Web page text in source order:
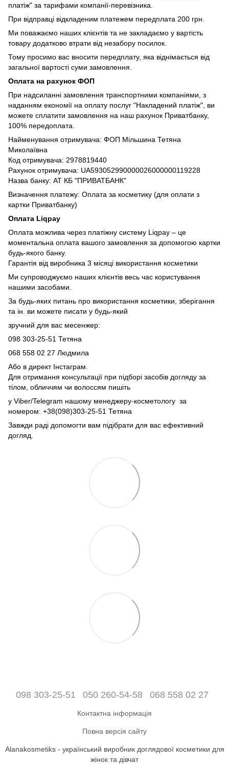
платіж" за тарифами компанії-перевізника.
При відправці відкладеним платежем передплата 200 грн.
Ми поважаємо наших клієнтів та не закладаємо у вартість
товару додатково втрати від незабору посилок.
Тому просимо вас вносити передплату, яка віднімається від
загальної вартості суми замовлення.
Оплата на рахунок ФОП
При надсиланні замовлення транспортними компаніями, з
наданням економії на оплату послуг "Накладений платіж", ви
можете сплатити замовлення на наш рахунок Приватбанку,
100% передоплата.
Найменування отримувача: ФОП Мільшина Тетяна
Миколаївна
Код отримувача: 2978819440
Рахунок отримувача: UA593052990000026000000119228
Назва банку: АТ КБ "ПРИВАТБАНК"
Визначення платежу: Оплата за косметику (для оплати з
картки Приватбанку)
Оплата Liqpay
Оплата можлива через платіжну систему Liqpay – це
моментальна оплата вашого замовлення за допомогою картки
будь-якого банку.
Гарантія від виробника 3 місяці використання косметики
Ми супроводжуємо наших клієнтів весь час користування
нашими засобами.
За будь-яких питань про використання косметики, зберігання
та ін. ви можете писати у будь-який
зручний для вас месенжер:
098 303-25-51 Тетяна
068 558 02 27 Людмила
Або в директ Інстаграм.
Для отримання консультації при підборі засобів догляду за
тілом, обличчям чи волоссям пишіть
у Viber/Telegram нашому менеджеру-косметологу за
номером: +38(098)303-25-51 Тетяна
Завжди раді допомогти вам підібрати для вас ефективний
догляд.
098 303-25-51 050 260-54-58 068 558 02 27
Контактна інформація
Повна версія сайту
Alanakosmetiks - український виробник доглядової косметики для
жінок та дівчат